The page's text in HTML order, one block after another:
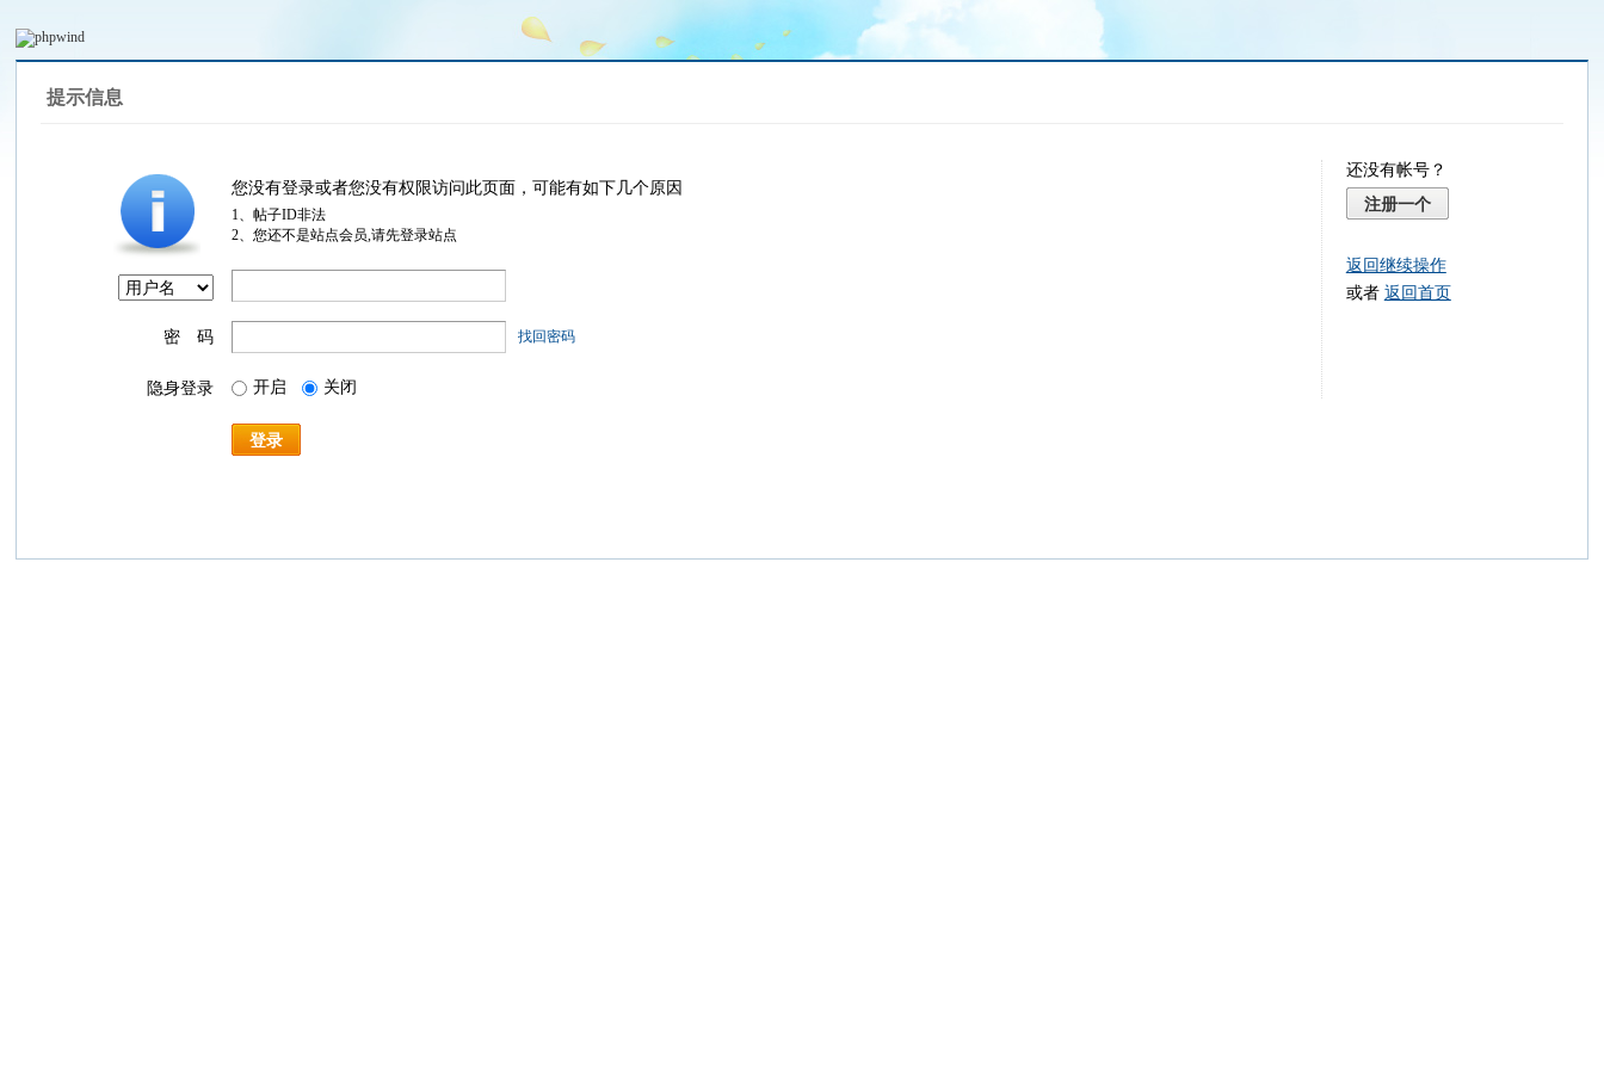
提示信息
您没有登录或者您没有权限访问此页面，可能有如下几个原因
1、帖子ID非法
2、您还不是站点会员,请先登录站点
密 码 找回密码
隐身登录 开启 关闭
登录
还没有帐号？
注册一个
返回继续操作
或者 返回首页